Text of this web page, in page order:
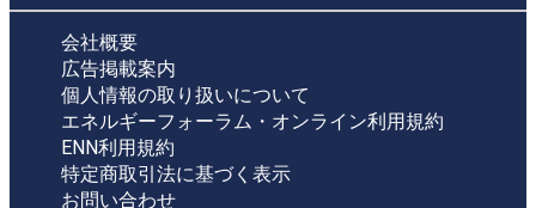
会社概要
広告掲載案内
個人情報の取り扱いについて
エネルギーフォーラム・オンライン利用規約
ENN利用規約
特定商取引法に基づく表示
お問い合わせ